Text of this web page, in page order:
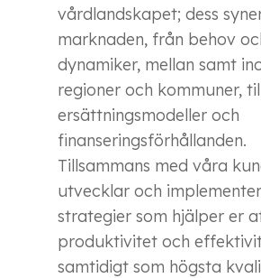
vårdlandskapet; dess
marknaden, från behov
dynamiker, mellan samt
regioner och kommuner,
ersättningsmodeller och
finanseringsförhållanden.
Tillsammans med våra
utvecklar och
strategier som hjälper er
produktivitet och
samtidigt som högsta